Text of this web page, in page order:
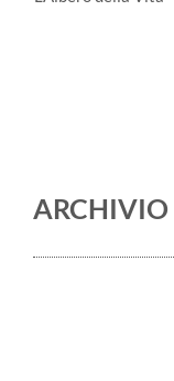
ARCHIVIO